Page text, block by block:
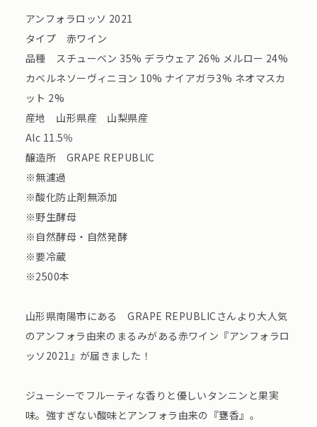
アンフォラロッソ 2021
タイプ 赤ワイン
品種 スチューベン 35% デラウェア 26% メルロー 24%
カベルネソーヴィニヨン 10% ナイアガラ3% ネオマスカ
ット 2%
産地 山形県産 山梨県産
Alc 11.5％
醸造所 GRAPE REPUBLIC
※無濾過
※酸化防止剤無添加
※野生酵母
※自然酵母・自然発酵
※要冷蔵
※2500本
山形県南陽市にある GRAPE REPUBLICさんより大人気
のアンフォラ由来のまるみがある赤ワイン『アンフォラロ
ッソ2021』が届きました！
ジューシーでフルーティな香りと優しいタンニンと果実
味。強すぎない酸味とアンフォラ由来の『甕香』。